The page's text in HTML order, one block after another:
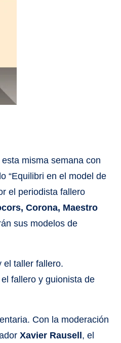
misma semana con
“Equilibri en el model de
el periodista fallero
Corona, Maestro
sus modelos de
el taller fallero.
fallero y guionista de
Con la moderación
Xavier Rausell, el